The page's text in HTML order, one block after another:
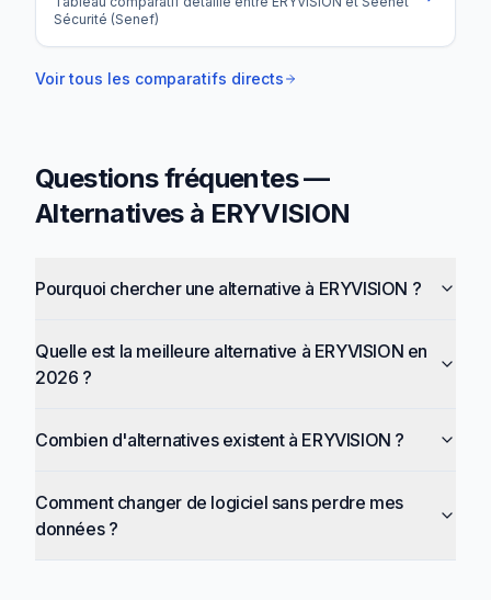
Sécurité (Senef)
Voir tous les comparatifs directs
Questions fréquentes —
Alternatives à ERYVISION
Pourquoi chercher une alternative à ERYVISION ?
Quelle est la meilleure alternative à ERYVISION en
2026 ?
Combien d'alternatives existent à ERYVISION ?
Comment changer de logiciel sans perdre mes
données ?